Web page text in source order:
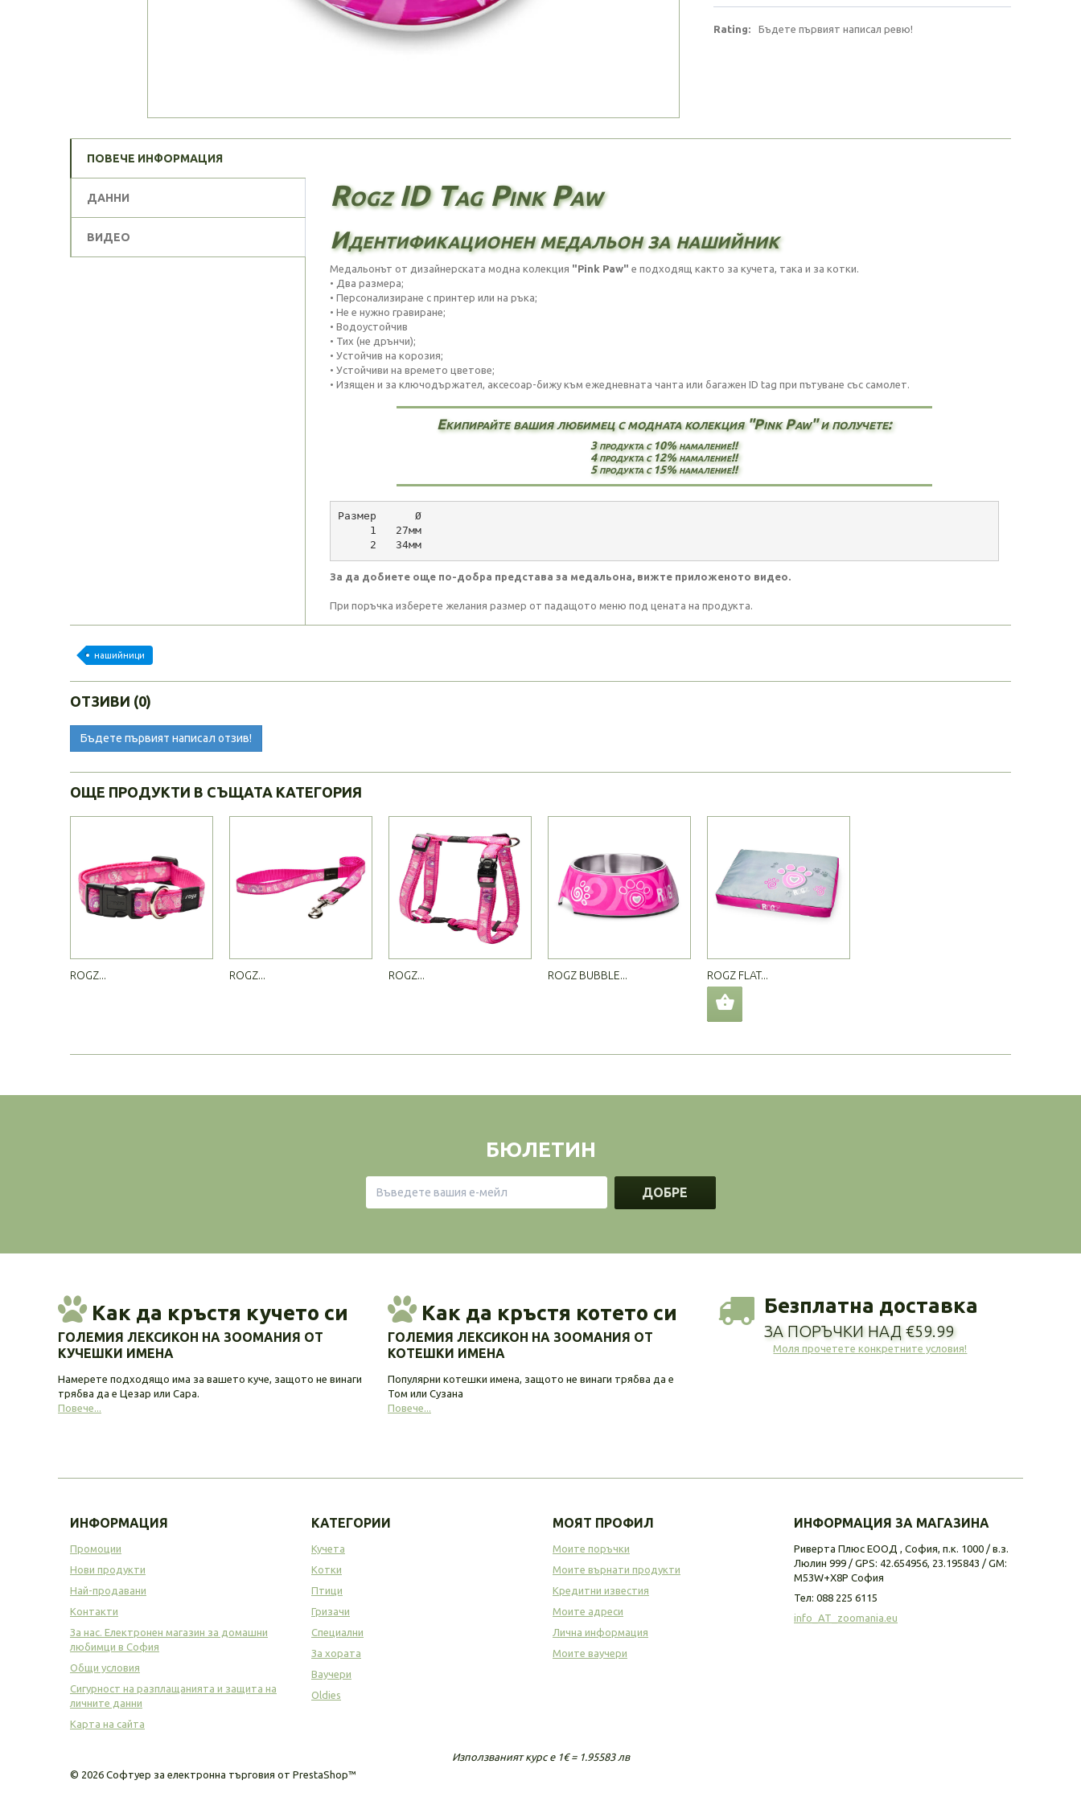
Rating: Бъдете първият написал ревю!
ПОВЕЧЕ ИНФОРМАЦИЯ
ДАННИ
ВИДЕО
Rogz ID Tag Pink Paw
Идентификационен медальон за нашийник
Медальонът от дизайнерската модна колекция "Pink Paw" е подходящ както за кучета, така и за котки.
• Два размера;
• Персонализиране с принтер или на ръка;
• Не е нужно гравиране;
• Водоустойчив
• Тих (не дрънчи);
• Устойчив на корозия;
• Устойчиви на времето цветове;
• Изящен и за ключодържател, аксесоар-бижу към ежедневната чанта или багажен ID tag при пътуване със самолет.
Екипирайте вашия любимец с модната колекция "Pink Paw" и получете:
3 продукта с 10% намаление!!
4 продукта с 12% намаление!!
5 продукта с 15% намаление!!
Размер      Ø
     1   27мм
     2   34мм
За да добиете още по-добра представа за медальона, вижте приложеното видео.
При поръчка изберете желания размер от падащото меню под цената на продукта.
нашийници
ОТЗИВИ (0)
Бъдете първият написал отзив!
ОЩЕ ПРОДУКТИ В СЪЩАТА КАТЕГОРИЯ
ROGZ... ROGZ... ROGZ... ROGZ BUBBLE... ROGZ FLAT...
БЮЛЕТИН
ДОБРЕ
Как да кръстя кучето си
ГОЛЕМИЯ ЛЕКСИКОН НА ЗООМАНИЯ ОТ
КУЧЕШКИ ИМЕНА
Намерете подходящо има за вашето куче, защото не винаги
трябва да е Цезар или Сара.
Повече...
Как да кръстя котето си
ГОЛЕМИЯ ЛЕКСИКОН НА ЗООМАНИЯ ОТ
КОТЕШКИ ИМЕНА
Популярни котешки имена, защото не винаги трябва да е
Том или Сузана
Повече...
Безплатна доставка
ЗА ПОРЪЧКИ НАД €59.99
Моля прочетете конкретните условия!
ИНФОРМАЦИЯ
Промоции
Нови продукти
Най-продавани
Контакти
За нас. Електронен магазин за домашни
любимци в София
Общи условия
Сигурност на разплащанията и защита на
личните данни
Карта на сайта
© 2026 Софтуер за електронна търговия от PrestaShop™
КАТЕГОРИИ
Кучета
Котки
Птици
Гризачи
Специални
За хората
Ваучери
Oldies
МОЯТ ПРОФИЛ
Моите поръчки
Моите върнати продукти
Кредитни известия
Моите адреси
Лична информация
Моите ваучери
ИНФОРМАЦИЯ ЗА МАГАЗИНА
Риверта Плюс ЕООД , София, п.к. 1000 / в.з.
Люлин 999 / GPS: 42.654956, 23.195843 / GM:
M53W+X8P София
Тел: 088 225 6115
info_AT_zoomania.eu
Използваният курс е 1€ = 1.95583 лв